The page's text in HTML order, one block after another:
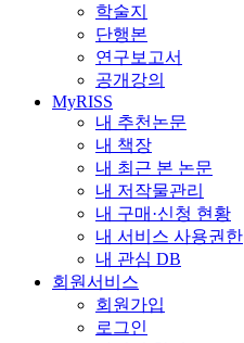
학술지
단행본
연구보고서
공개강의
MyRISS
내 추천논문
내 책장
내 최근 본 논문
내 저작물관리
내 구매·신청 현황
내 서비스 사용권한
내 관심 DB
회원서비스
회원가입
로그인